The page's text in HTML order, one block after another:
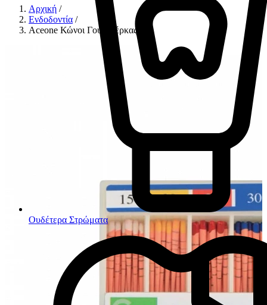
Ουδέτερα Στρώματα
Αρχική /
Ενδοδοντία /
Aceone Κώνοι Γουταπέρκας 0.6